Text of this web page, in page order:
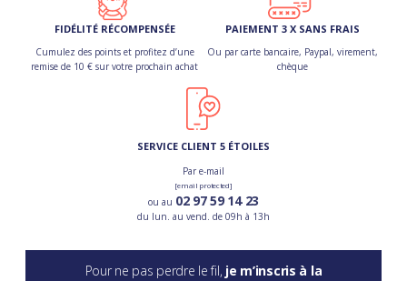
FIDÉLITÉ RÉCOMPENSÉE
Cumulez des points et profitez d’une
remise de 10 € sur votre prochain achat
PAIEMENT 3 X SANS FRAIS
Ou par carte bancaire, Paypal, virement,
chèque
SERVICE CLIENT 5 ÉTOILES
Par e-mail
[email protected]
ou au 02 97 59 14 23
du lun. au vend. de 09h à 13h
Pour ne pas perdre le fil, je m’inscris à la